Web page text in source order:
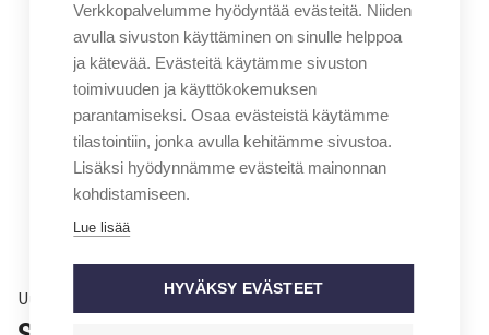
Uutinen
Verkkopalvelumme hyödyntää evästeitä. Niiden
avulla sivuston käyttäminen on sinulle helppoa
ja kätevää. Evästeitä käytämme sivuston
toimivuuden ja käyttökokemuksen
parantamiseksi. Osaa evästeistä käytämme
tilastointiin, jonka avulla kehitämme sivustoa.
Lisäksi hyödynnämme evästeitä mainonnan
kohdistamiseen.
Lue lisää
HYVÄKSY EVÄSTEET